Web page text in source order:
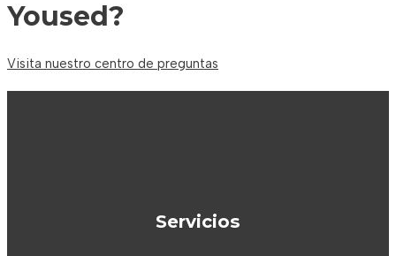
Yoused?
Visita nuestro centro de preguntas
Servicios